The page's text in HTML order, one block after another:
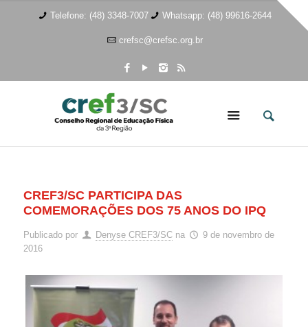
Telefone: (48) 3348-7007 Whatsapp: (48) 99616-2644
crefsc@crefsc.org.br
CREF3/SC PARTICIPA DAS
COMEMORAÇÕES DOS 75 ANOS DO IPQ
Publicado por Denyse CREF3/SC na
9 de novembro de
2016